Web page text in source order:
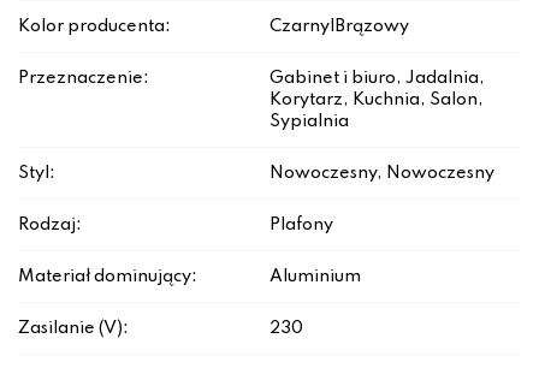
Kolor producenta: Czarny|Brązowy
Przeznaczenie:
Gabinet i biuro, Jadalnia,
Korytarz, Kuchnia, Salon,
Sypialnia
Styl: Nowoczesny, Nowoczesny
Rodzaj: Plafony
Materiał dominujący: Aluminium
Zasilanie (V): 230